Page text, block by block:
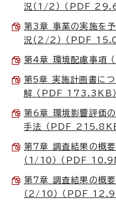
況（1/2） （PDF
第3章 事業の実施を
況（2/2） （PDF
第4章 環境配慮事項
第5章 実施計画書に
解 （PDF 173.3KB）
第6章 環境影響評価の
手法 （PDF 215.8KB
第7章 調査結果の概
（1/10） （PDF
第7章 調査結果の概
（2/10） （PDF